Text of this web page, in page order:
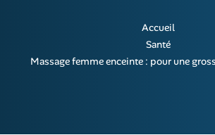
Accueil
Santé
Massage femme enceinte : pour une